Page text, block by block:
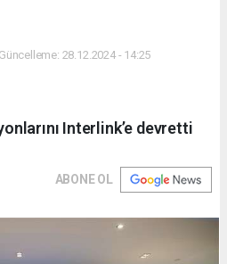
28.12.2024 - 14:25
Interlink’e devretti
ABONE OL